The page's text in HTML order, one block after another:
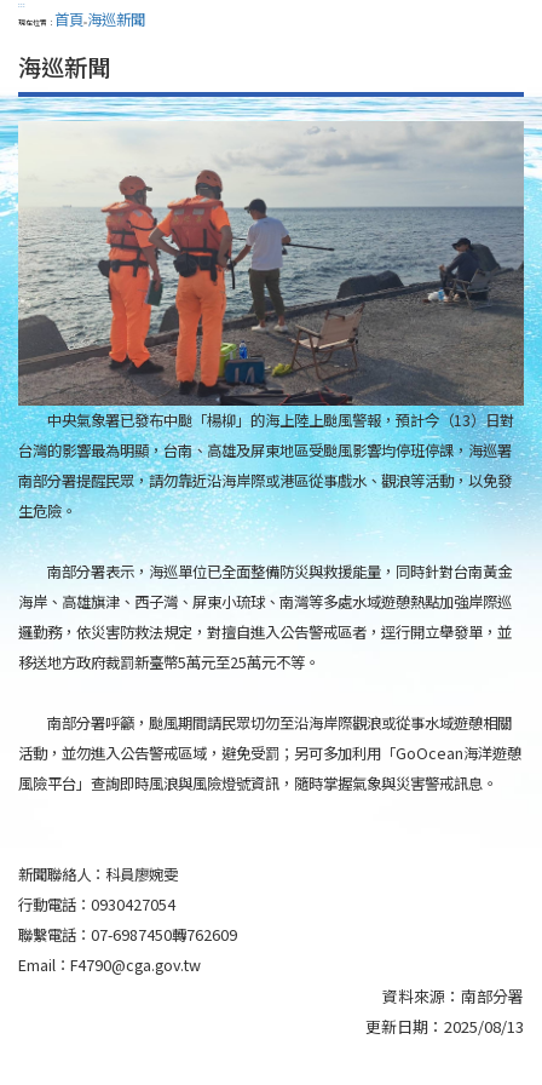
:::
現在位置： 首頁>海巡新聞
海巡新聞
中央氣象署已發布中颱「楊柳」的海上陸上颱風警報，預計今（13）日對
台灣的影響最為明顯，台南、高雄及屏東地區受颱風影響均停班停課，海巡署
南部分署提醒民眾，請勿靠近沿海岸際或港區從事戲水、觀浪等活動，以免發
生危險。
南部分署表示，海巡單位已全面整備防災與救援能量，同時針對台南黃金
海岸、高雄旗津、西子灣、屏東小琉球、南灣等多處水域遊憩熱點加強岸際巡
邏勤務，依災害防救法規定，對擅自進入公告警戒區者，逕行開立舉發單，並
移送地方政府裁罰新臺幣5萬元至25萬元不等。
南部分署呼籲，颱風期間請民眾切勿至沿海岸際觀浪或從事水域遊憩相關
活動，並勿進入公告警戒區域，避免受罰；另可多加利用「GoOcean海洋遊憩
風險平台」查詢即時風浪與風險燈號資訊，隨時掌握氣象與災害警戒訊息。
新聞聯絡人：科員廖婉雯
行動電話：0930427054
聯繫電話：07-6987450轉762609
Email：F4790@cga.gov.tw
資料來源： 南部分署
更新日期： 2025/08/13